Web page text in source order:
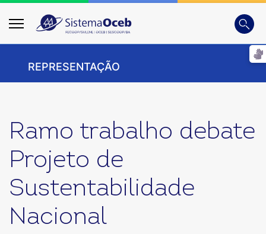
Busca
REPRESENTAÇÃO
Ramo trabalho debate
Projeto de
Sustentabilidade
Nacional